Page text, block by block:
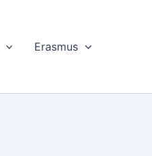
Erasmus